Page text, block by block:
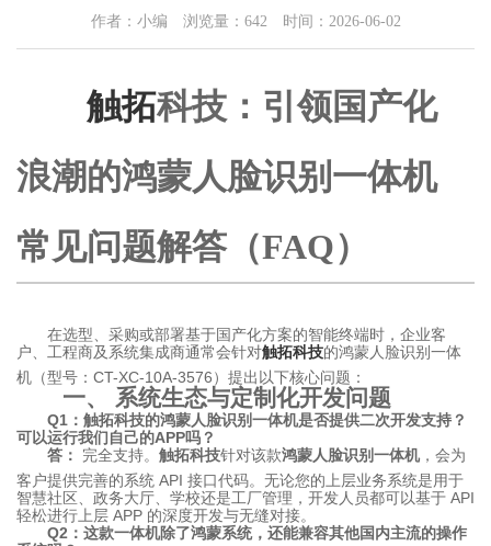
作者：小编 浏览量： 642 时间：2026-06-02
触拓科技：引领国产化
浪潮的鸿蒙人脸识别一体机
常见问题解答（FAQ）
在选型、采购或部署基于国产化方案的智能终端时，企业客
户、工程商及系统集成商通常会针对触拓科技的鸿蒙人脸识别一体
机（型号：CT-XC-10A-3576）提出以下核心问题 ：
一、 系统生态与定制化开发问题
Q1：触拓科技的鸿蒙人脸识别一体机是否提供二次开发支持？
可以运行我们自己的APP吗？
答：
完全支持。 触拓科技针对该款鸿蒙人脸识别一体机，会为
客户提供完善的系统 API 接口代码。无论您的上层业务系统是用于
智慧社区、政务大厅、学校还是工厂管理，开发人员都可以基于 API
轻松进行上层 APP 的深度开发与无缝对接。
Q2：这款一体机除了鸿蒙系统，还能兼容其他国内主流的操作